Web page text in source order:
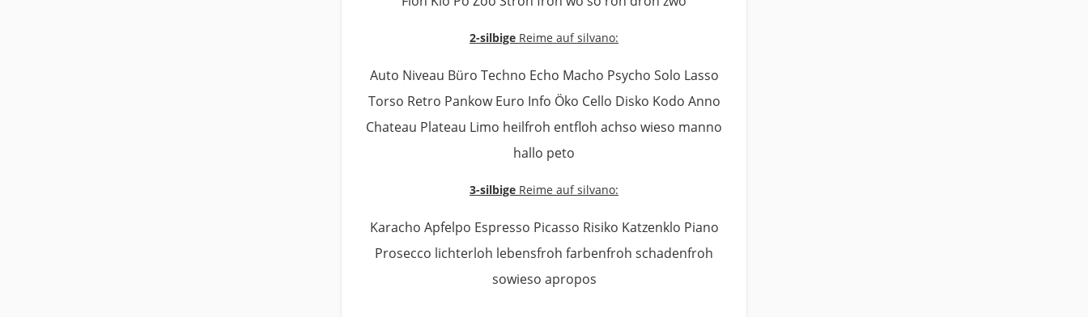
2-silbige Reime auf silvano:
Auto Niveau Büro Techno Echo Macho Psycho Solo Lasso
Torso Retro Pankow Euro Info Öko Cello Disko Kodo Anno
Chateau Plateau Limo heilfroh entfloh achso wieso manno
hallo peto
3-silbige Reime auf silvano:
Karacho Apfelpo Espresso Picasso Risiko Katzenklo Piano
Prosecco lichterloh lebensfroh farbenfroh schadenfroh
sowieso apropos